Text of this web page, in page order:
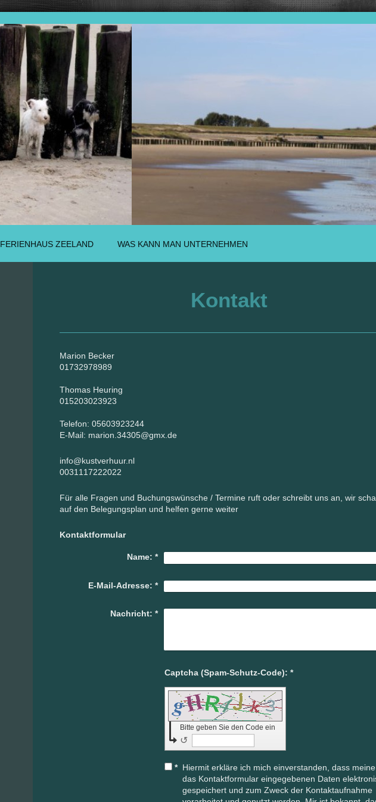
FERIENHAUS ZEELAND WAS KANN MAN UNTERNEHMEN
Kontakt
Marion Becker
01732978989
Thomas Heuring
015203023923
Telefon: 05603923244
E-Mail: marion.34305@gmx.de
info@kustverhuur.nl
0031117222022
Für alle Fragen und Buchungswünsche / Termine ruft oder schreibt uns an, wir
auf den Belegungsplan und helfen gerne weiter
Kontaktformular
Name: *
E-Mail-Adresse: *
Nachricht: *
Captcha (Spam-Schutz-Code): *
Bitte geben Sie den Code ein
↺
* Hiermit erkläre ich mich einverstanden, dass
das Kontaktformular eingegebenen Daten
gespeichert und zum Zweck der Kontaktaufnahme